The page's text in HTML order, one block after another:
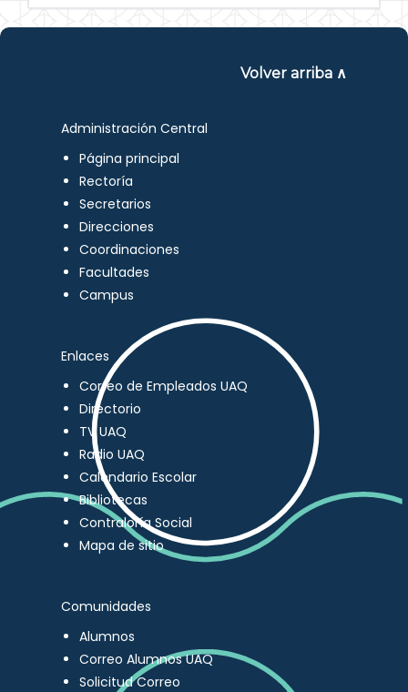
Volver arriba ∧
Administración Central
Página principal
Rectoría
Secretarios
Direcciones
Coordinaciones
Facultades
Campus
Enlaces
Correo de Empleados UAQ
Directorio
TV UAQ
Radio UAQ
Calendario Escolar
Bibliotecas
Contraloría Social
Mapa de sitio
Comunidades
Alumnos
Correo Alumnos UAQ
Solicitud Correo